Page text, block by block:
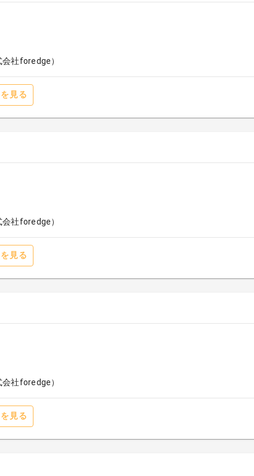
社foredge）
見る
社foredge）
見る
社foredge）
見る